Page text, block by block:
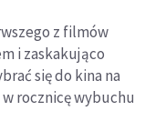
z filmów
i zaskakująco
się do kina na
rocznicę wybuchu